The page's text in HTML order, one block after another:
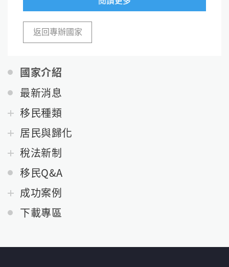
國家介紹
最新消息
移民種類
居民與歸化
稅法新制
移民Q&A
成功案例
下載專區
返回專辦國家